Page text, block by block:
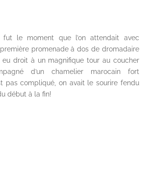
fut le moment que l’on attendait avec
promenade à dos de dromadaire
eu droit à un magnifique tour au coucher
d’un chamelier marocain fort
pas compliqué, on avait le sourire fendu
début à la fin!